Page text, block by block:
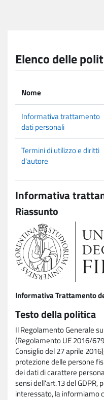
Elenco delle
Nome
Informativa trattamento
dati personali
Termini di utilizzo e diritti
d'autore
Informativa
Riassunto
Informativa Trattamento
Testo della politica
Il Regolamento Generale
(Regolamento UE 2016/
Consiglio del 27 aprile
protezione delle persone
dei dati di carattere
sensi dell'art.13 del GDPR,
interessato, la informiamo